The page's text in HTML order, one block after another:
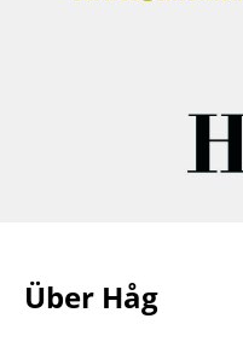
Betten
... alle Betten
Über Håg